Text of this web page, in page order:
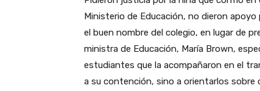
Ministerio de Educación, no dieron
el buen nombre del colegio, en lugar de
ministra de Educación, María Brown,
estudiantes que la acompañaron en el
a su contención, sino a orientarlos sobre